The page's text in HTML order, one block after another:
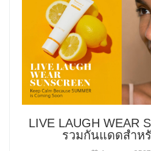
LIVE LAUGH WEAR
รวมกันแดดสำห